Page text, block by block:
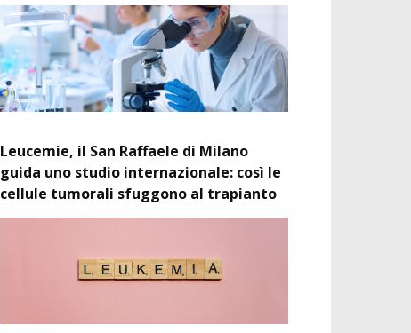
Leucemie, il San Raffaele di Milano
guida uno studio internazionale: così le
cellule tumorali sfuggono al trapianto